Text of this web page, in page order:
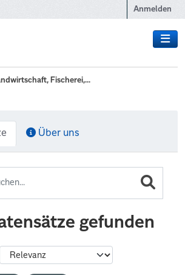
Anmelden
Fischerei,...
Über uns
gefunden